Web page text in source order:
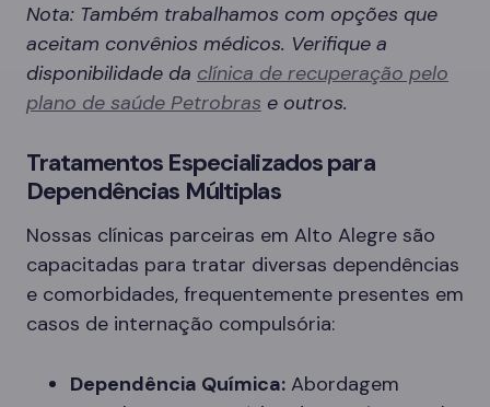
Nota: Também trabalhamos com opções que
aceitam convênios médicos. Verifique a
disponibilidade da clínica de recuperação pelo
plano de saúde Petrobras e outros.
Tratamentos Especializados para
Dependências Múltiplas
Nossas clínicas parceiras em Alto Alegre são
capacitadas para tratar diversas dependências
e comorbidades, frequentemente presentes em
casos de internação compulsória:
Dependência Química: Abordagem